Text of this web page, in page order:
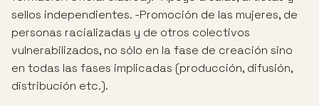
sellos independientes. -Promoción de las mujeres, de
personas racializadas y de otros colectivos
vulnerabilizados, no sólo en la fase de creación sino
en todas las fases implicadas (producción, difusión,
distribución etc.).